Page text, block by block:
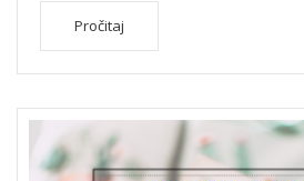
Pročitaj